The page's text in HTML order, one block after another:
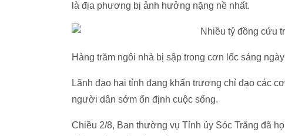
là địa phương bị ảnh hưởng nặng nề nhất.
Hàng trăm ngôi nhà bị sập trong cơn lốc sáng
Lãnh đạo hai tỉnh đang khẩn trương chỉ đạo các
người dân sớm ổn định cuộc sống.
Chiều 2/8, Ban thường vụ Tỉnh ủy Sóc Trăng đã